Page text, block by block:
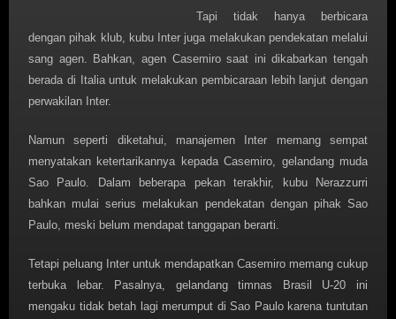
Tapi tidak hanya berbicara
dengan pihak klub, kubu Inter juga melakukan pendekatan melalui
sang agen. Bahkan, agen Casemiro saat ini dikabarkan tengah
berada di Italia untuk melakukan pembicaraan lebih lanjut dengan
perwakilan Inter.
Namun seperti diketahui, manajemen Inter memang sempat
menyatakan ketertarikannya kepada Casemiro, gelandang muda
Sao Paulo. Dalam beberapa pekan terakhir, kubu Nerazzurri
bahkan mulai serius melakukan pendekatan dengan pihak Sao
Paulo, meski belum mendapat tanggapan berarti.
Tetapi peluang Inter untuk mendapatkan Casemiro memang cukup
terbuka lebar. Pasalnya, gelandang timnas Brasil U-20 ini
mengaku tidak betah lagi merumput di Sao Paulo karena tuntutan